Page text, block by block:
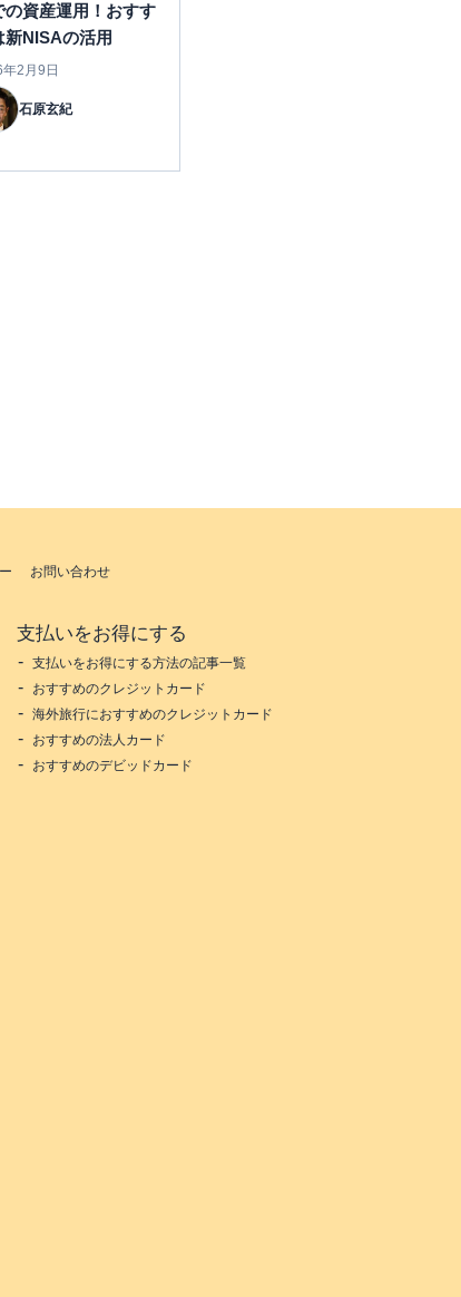
の資産運用！おすす
新NISAの活用
2月9日
石原玄紀
お問い合わせ
支払いをお得にする
支払いをお得にする方法の記事一覧
おすすめのクレジットカード
海外旅行におすすめのクレジットカード
おすすめの法人カード
おすすめのデビッドカード